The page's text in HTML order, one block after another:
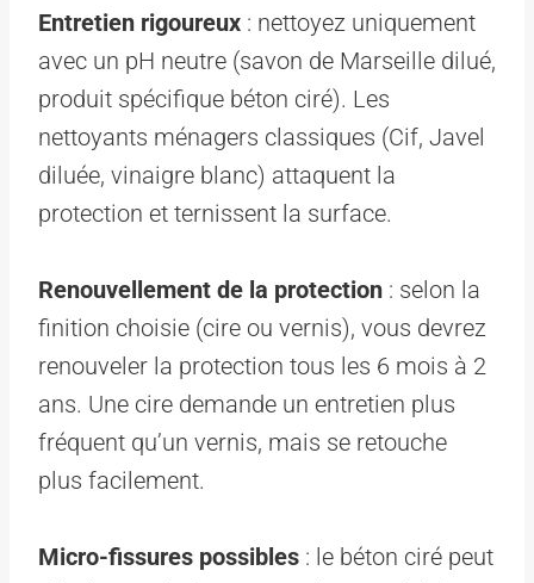
Entretien rigoureux : nettoyez uniquement
avec un pH neutre (savon de Marseille dilué,
produit spécifique béton ciré). Les
nettoyants ménagers classiques (Cif, Javel
diluée, vinaigre blanc) attaquent la
protection et ternissent la surface.
Renouvellement de la protection : selon la
finition choisie (cire ou vernis), vous devrez
renouveler la protection tous les 6 mois à 2
ans. Une cire demande un entretien plus
fréquent qu’un vernis, mais se retouche
plus facilement.
Micro-fissures possibles : le béton ciré peut